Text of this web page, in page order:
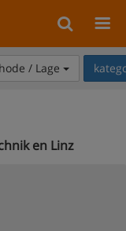
/ Lage
en Linz